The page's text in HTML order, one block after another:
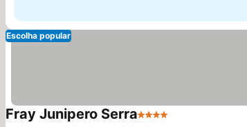
Escolha popular
Fray Junipero Serra4 Estrelas